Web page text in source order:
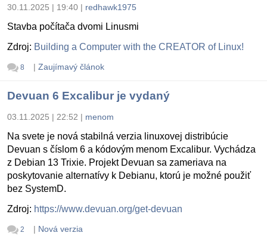
30.11.2025 | 19:40 | redhawk1975
Stavba počítača dvomi Linusmi
Zdroj: Building a Computer with the CREATOR of Linux!
8 | Zaujímavý článok
Devuan 6 Excalibur je vydaný
03.11.2025 | 22:52 | menom
Na svete je nová stabilná verzia linuxovej distribúcie
Devuan s číslom 6 a kódovým menom Excalibur. Vychádza
z Debian 13 Trixie. Projekt Devuan sa zameriava na
poskytovanie alternatívy k Debianu, ktorú je možné použiť
bez SystemD.
Zdroj: https://www.devuan.org/get-devuan
2 | Nová verzia